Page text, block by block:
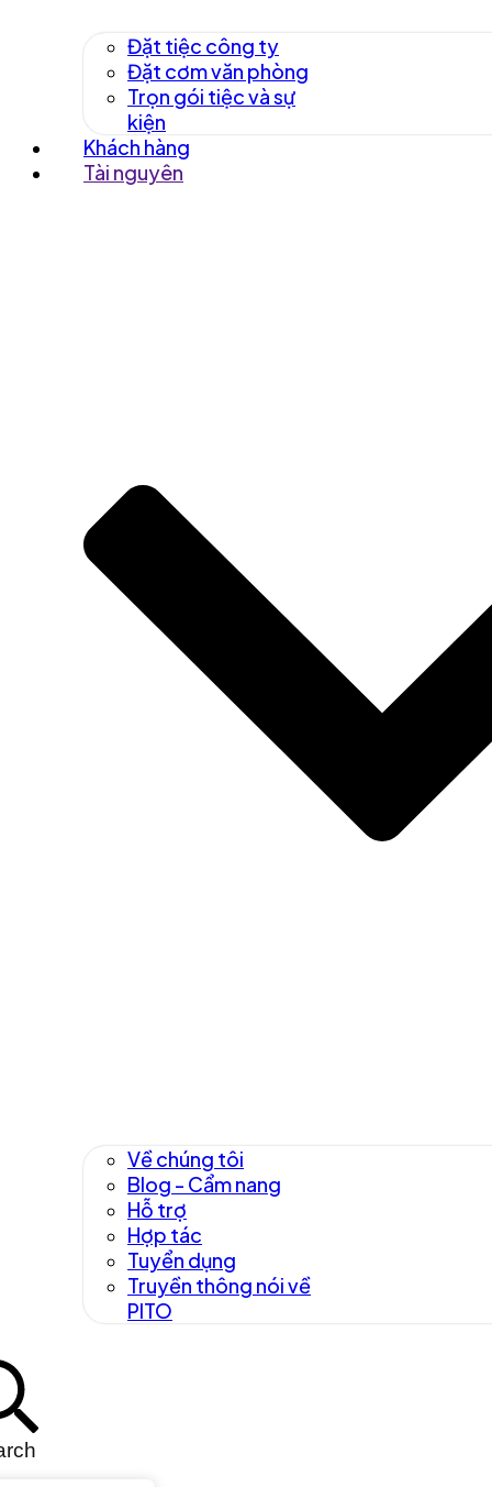
Đặt tiệc công ty
Đặt cơm văn phòng
Trọn gói tiệc và sự
kiện
Khách hàng
Tài nguyên
Về chúng tôi
Blog - Cẩm nang
Hỗ trợ
Hợp tác
Tuyển dụng
Truyền thông nói về
PITO